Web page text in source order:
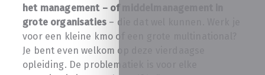
het management – of middelmanagement in
grote organisaties – die dat wel kunnen. Werk je
voor een kleine kmo of een grote multinational?
Je bent even welkom op deze vierdaagse
opleiding. De problematiek is voor elke